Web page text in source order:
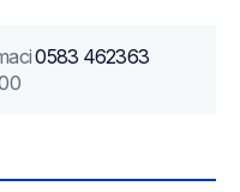
0583 462363